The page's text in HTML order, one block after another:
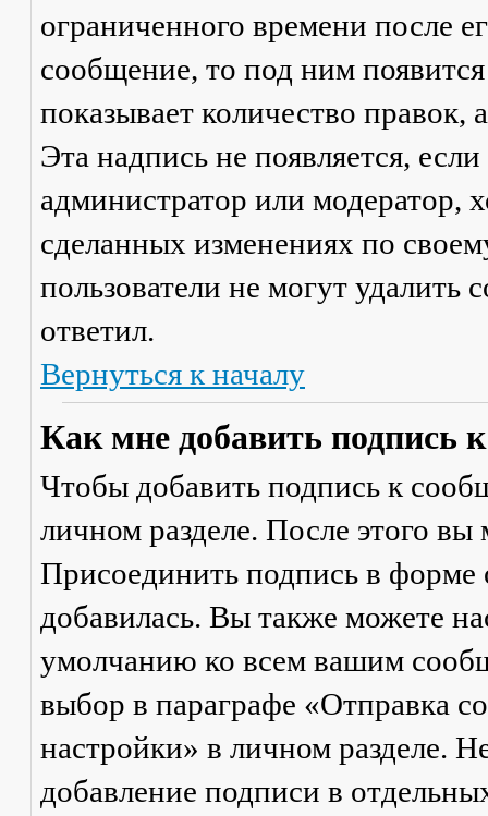
ограниченного времени после
сообщение, то под ним
показывает количество правок,
Эта надпись не появляется,
администратор или модератор,
сделанных изменениях по
пользователи не могут удалить
ответил.
Вернуться к началу
Как мне добавить подпись
Чтобы добавить подпись к
личном разделе. После этого
Присоединить подпись в форме
добавилась. Вы также можете
умолчанию ко всем вашим
выбор в параграфе «Отправка
настройки» в личном разделе.
добавление подписи в